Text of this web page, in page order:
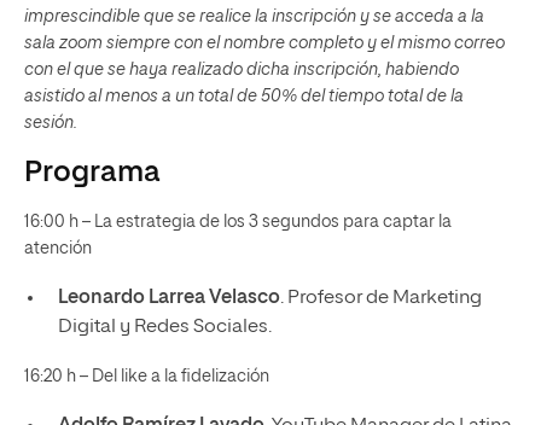
imprescindible que se realice la inscripción y se acceda a la
sala zoom siempre con el nombre completo y el mismo correo
con el que se haya realizado dicha inscripción, habiendo
asistido al menos a un total de 50% del tiempo total de la
sesión.
Programa
16:00 h – La estrategia de los 3 segundos para captar la
atención
Leonardo Larrea Velasco. Profesor de Marketing
Digital y Redes Sociales.
16:20 h – Del like a la fidelización